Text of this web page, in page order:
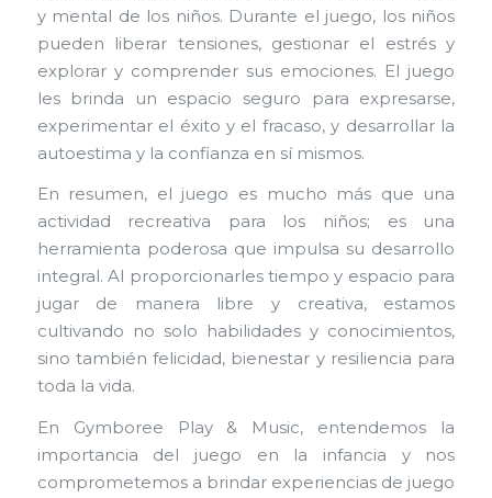
y mental de los niños. Durante el juego, los niños
pueden liberar tensiones, gestionar el estrés y
explorar y comprender sus emociones. El juego
les brinda un espacio seguro para expresarse,
experimentar el éxito y el fracaso, y desarrollar la
autoestima y la confianza en sí mismos.
En resumen, el juego es mucho más que una
actividad recreativa para los niños; es una
herramienta poderosa que impulsa su desarrollo
integral. Al proporcionarles tiempo y espacio para
jugar de manera libre y creativa, estamos
cultivando no solo habilidades y conocimientos,
sino también felicidad, bienestar y resiliencia para
toda la vida.
En Gymboree Play & Music, entendemos la
importancia del juego en la infancia y nos
comprometemos a brindar experiencias de juego